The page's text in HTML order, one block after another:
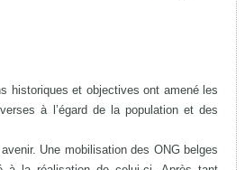
historiques et objectives ont amené les
à l’égard de la population et des
Une mobilisation des ONG belges